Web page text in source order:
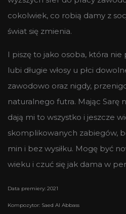
cokolwiek, co robią damy z
świat się zmienia.
I piszę to jako osoba, która nie
lubi długie włosy u płci
zawodowo oraz nigdy,
naturalnego futra. Mając Sarę
dają mi to wszystko i jeszcze
skomplikowanych zabiegów,
min i bez wysiłku. Mogę być
wieku i czuć się jak dama w
Data premiery: 2021
Kompozytor: Saed Al Abbass